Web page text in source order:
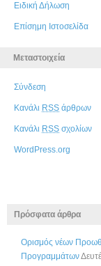
Ειδική Δήλωση
Επίσημη Ιστοσελίδα
Μεταστοιχεία
Σύνδεση
Κανάλι RSS άρθρων
Κανάλι RSS σχολίων
WordPress.org
Πρόσφατα άρθρα
Ορισμός νέων
Προγραμμάτων